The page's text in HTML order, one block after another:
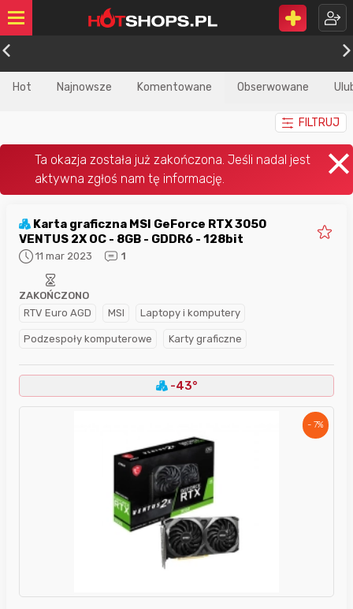
Hot Najnowsze Komentowane Obserwowane
FILTRUJ
VENTUS 2X OC - 8GB - GDDR6 - 128bit
11 mar 2023 1
RTV Euro AGD MSI Laptopy i komputery
Podzespoły komputerowe Karty graficzne
ZAKOŃCZONO
-43°
- 7%